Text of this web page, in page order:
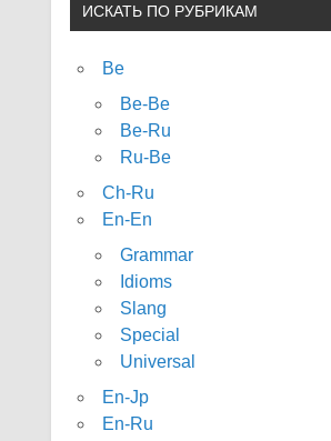
ИСКАТЬ ПО РУБРИКАМ
Be
Be-Be
Be-Ru
Ru-Be
Ch-Ru
En-En
Grammar
Idioms
Slang
Special
Universal
En-Jp
En-Ru